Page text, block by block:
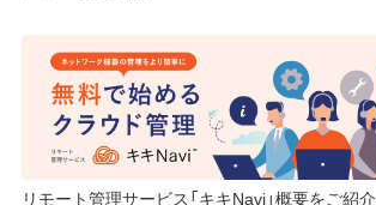
リモート管理サービス「キキNavi」概要をご紹介